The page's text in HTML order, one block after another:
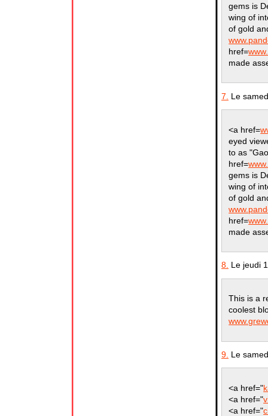
gems is
wing of
of gold
href=
made
7. Le
<a href=
eyed
to as
href=
gems is
wing of
of gold
href=
made
8. Le jeudi
This is a
coolest
9. Le
<a href="
<a href="
<a href="